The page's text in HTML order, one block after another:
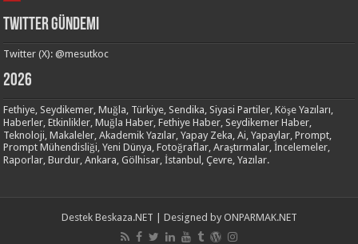
Twitter Gündemi
Twitter (X): @mesutkoc
2026
Fethiye, Seydikemer, Muğla, Türkiye, Sendika, Siyasi Partiler, Köşe Yazıları,
Haberler, Etkinlikler, Muğla Haber, Fethiye Haber, Seydikemer Haber,
Teknoloji, Makaleler, Akademik Yazılar, Yapay Zeka, Ai, Yapaylar, Prompt,
Prompt Mühendisliği, Yeni Dünya, Fotoğraflar, Araştırmalar, İncelemeler,
Raporlar, Burdur, Ankara, Gölhisar, İstanbul, Çevre, Yazılar.
Destek Beskaza.NET | Designed by ONPARMAK.NET